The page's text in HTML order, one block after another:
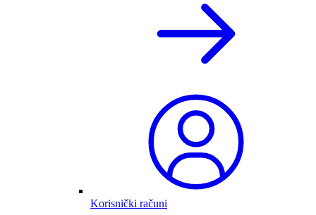
Korisnički računi